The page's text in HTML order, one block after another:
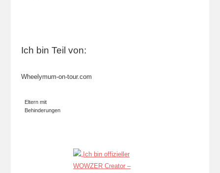
Ich bin Teil von:
Wheelymum-on-tour.com
Eltern mit
Behinderungen